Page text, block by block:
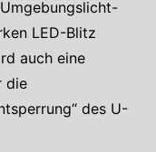
LED-Blitz
auch eine
die
des U-